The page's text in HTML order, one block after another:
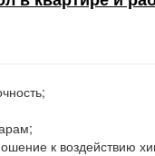
к воздействию